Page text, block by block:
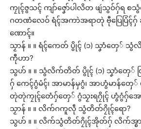
ကၠုၚ်ဇွသၚ် ကျာ်ဇၞော်ပါလိတ ဖျဴသွဝ်ဂှ်ရ စ
ဂတဏံလေဝ် ရံၚ်အကာဲအရာတုဲ ဗီုပြေပြံၚ်
ဏောၚ်။
သၟာန် ။ ။ ရံၚ်ကေတ် ပွိုၚ် (၁) သၞာံတှေ်
ကီုဟာ?
သွဟ် ။ ။ သွံလိက်တိတ် ပွိုၚ် (၁) သၞာံတှေ် ဇ
ဂှ် ကေၚ်ဂွံမံၚ်၊ အာမာန်မှဂွံ၊ အာဟွံမာန်တှ
တုဲတုဲကၠုၚ်တေံဂှ်တှေ် ဂွံသၟးရဂၠိုၚ် ဟွံဂွံဂှ်အော
သၟာန် ။ ။ လိက်ဂကူလဵု သွံတိတ်ဂၠိုၚ်ရော?
သွဟ် ။ ။ လိက်သွံတိတ်ဂၠိုၚ်အိုတ်ဂှ် လိက်အ္စာ